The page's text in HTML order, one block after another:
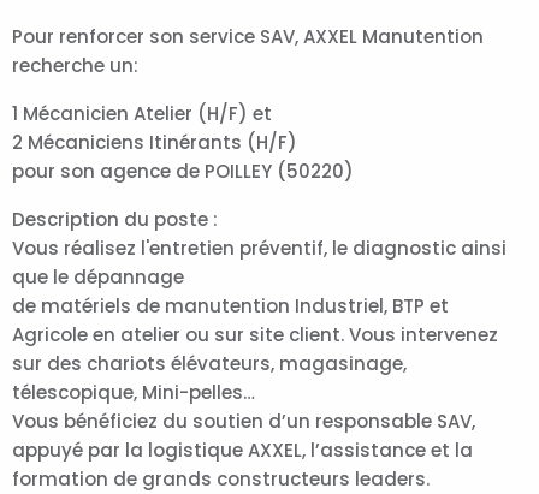
Pour renforcer son service SAV, AXXEL Manutention
recherche un:
1 Mécanicien Atelier (H/F) et
2 Mécaniciens Itinérants (H/F)
pour son agence de POILLEY (50220)
Description du poste :
Vous réalisez l'entretien préventif, le diagnostic ainsi
que le dépannage
de matériels de manutention Industriel, BTP et
Agricole en atelier ou sur site client. Vous intervenez
sur des chariots élévateurs, magasinage,
télescopique, Mini-pelles…
Vous bénéficiez du soutien d’un responsable SAV,
appuyé par la logistique AXXEL, l’assistance et la
formation de grands constructeurs leaders.